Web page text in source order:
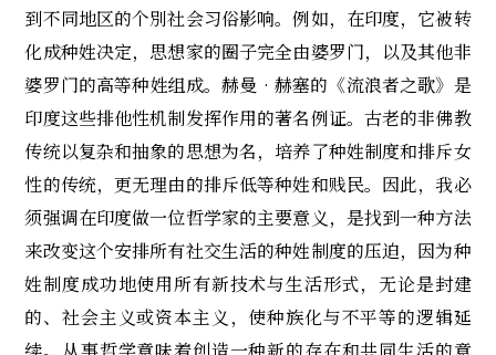
到不同地区的个別社会习俗影响。例如，在印度，它被转
化成种姓决定，思想家的圈子完全由婆罗门，以及其他非
婆罗门的高等种姓组成。赫曼‧赫塞的《流浪者之歌》是
印度这些排他性机制发挥作用的著名例证。古老的非佛教
传统以复杂和抽象的思想为名，培养了种姓制度和排斥女
性的传统，更无理由的排斥低等种姓和贱民。因此，我必
须强调在印度做一位哲学家的主要意义，是找到一种方法
来改变这个安排所有社交生活的种姓制度的压迫，因为种
姓制度成功地使用所有新技术与生活形式，无论是封建
的、社会主义或资本主义，使种族化与不平等的逻辑延